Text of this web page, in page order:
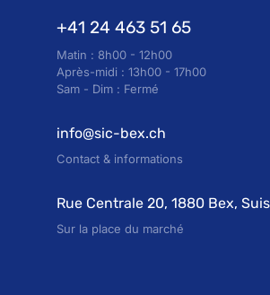
+41 24 463 51 65
Matin : 8h00 - 12h00
Après-midi : 13h00 - 17h00
Sam - Dim : Fermé
info@sic-bex.ch
Contact & informations
Rue Centrale 20, 1880 Bex,
Sur la place du marché